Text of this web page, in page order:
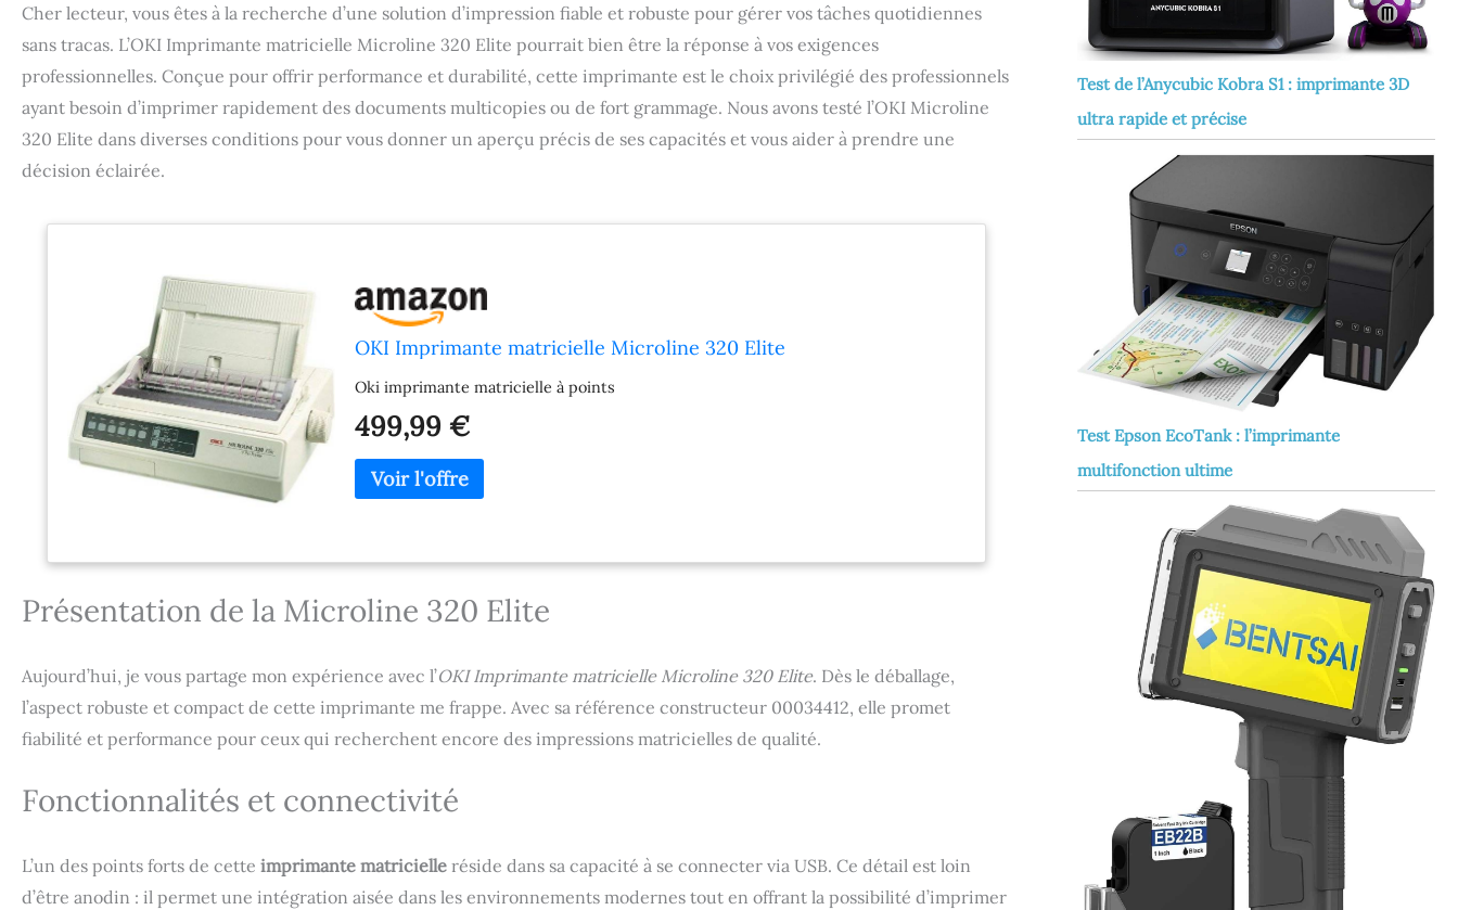
Cher lecteur, vous êtes à la recherche d’une solution d’impression fiable et robuste pour gérer vos tâches quotidiennes
sans tracas. L’OKI Imprimante matricielle Microline 320 Elite pourrait bien être la réponse à vos exigences
professionnelles. Conçue pour offrir performance et durabilité, cette imprimante est le choix privilégié des professionnels
ayant besoin d’imprimer rapidement des documents multicopies ou de fort grammage. Nous avons testé l’OKI Microline
320 Elite dans diverses conditions pour vous donner un aperçu précis de ses capacités et vous aider à prendre une
décision éclairée.
OKI Imprimante matricielle Microline 320 Elite
Oki imprimante matricielle à points
499,99 €
Présentation de la Microline 320 Elite
Aujourd’hui, je vous partage mon expérience avec l’OKI Imprimante matricielle Microline 320 Elite. Dès le déballage,
l’aspect robuste et compact de cette imprimante me frappe. Avec sa référence constructeur 00034412, elle promet
fiabilité et performance pour ceux qui recherchent encore des impressions matricielles de qualité.
Fonctionnalités et connectivité
L’un des points forts de cette imprimante matricielle réside dans sa capacité à se connecter via USB. Ce détail est loin
d’être anodin : il permet une intégration aisée dans les environnements modernes tout en offrant la possibilité d’imprimer
Test de l’Anycubic Kobra S1 : imprimante 3D
ultra rapide et précise
Test Epson EcoTank : l’imprimante
multifonction ultime